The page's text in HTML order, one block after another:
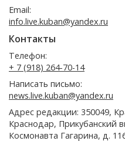
Email:
info.live.kuban@yandex.ru
Контакты
Телефон:
+ 7 (918) 264-70-14
Написать письмо:
news.live.kuban@yandex.ru
Адрес редакции: 350049,
Краснодар, Прикубанский
Космонавта Гагарина, д.